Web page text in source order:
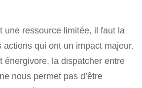
une ressource limitée, il faut la
actions qui ont un impact majeur.
énergivore, la dispatcher entre
nous permet pas d’être